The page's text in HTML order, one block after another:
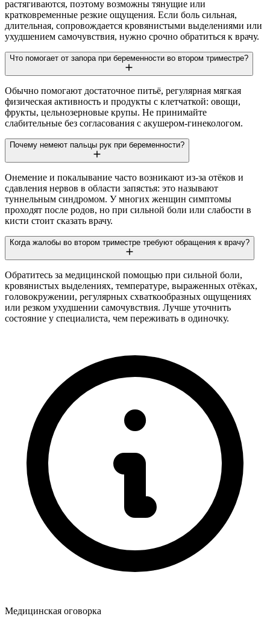
растягиваются, поэтому возможны тянущие или
кратковременные резкие ощущения. Если боль сильная,
длительная, сопровождается кровянистыми выделениями или
ухудшением самочувствия, нужно срочно обратиться к врачу.
Что помогает от запора при беременности во втором триместре?
Обычно помогают достаточное питьё, регулярная мягкая
физическая активность и продукты с клетчаткой: овощи,
фрукты, цельнозерновые крупы. Не принимайте
слабительные без согласования с акушером-гинекологом.
Почему немеют пальцы рук при беременности?
Онемение и покалывание часто возникают из-за отёков и
сдавления нервов в области запястья: это называют
туннельным синдромом. У многих женщин симптомы
проходят после родов, но при сильной боли или слабости в
кисти стоит сказать врачу.
Когда жалобы во втором триместре требуют обращения к врачу?
Обратитесь за медицинской помощью при сильной боли,
кровянистых выделениях, температуре, выраженных отёках,
головокружении, регулярных схваткообразных ощущениях
или резком ухудшении самочувствия. Лучше уточнить
состояние у специалиста, чем переживать в одиночку.
Медицинская оговорка